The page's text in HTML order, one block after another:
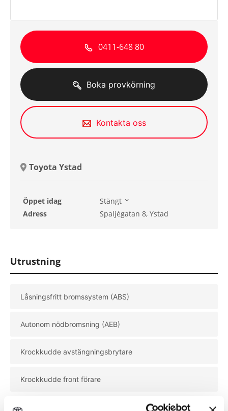
0411-648 80
Boka provkörning
Kontakta oss
Toyota Ystad
Öppet idag
Stängt
Söndag
Stängt
Adress Spaljégatan 8, Ystad
Utrustning
Låsningsfritt bromssystem (ABS)
Autonom nödbromsning (AEB)
Krockkudde avstängningsbrytare
Krockkudde front förare